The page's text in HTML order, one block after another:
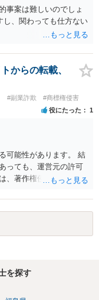
なります。 ７につい
手から逆に請求を受け
良いかと思われます。
事案は難しいのでしょ
し、関わっても仕方ない
からの転載、
#副業詐欺 #商標権侵害
役にたった 1
可能性があります。 結
っても、運営元の許可
、著作権侵害にあたる
的利用ならばなおのこ
著作権が発生しうるた
として配布する行為
とも、教材内に明記さ
生側で無断使用である
あればスクール側に事
を探す